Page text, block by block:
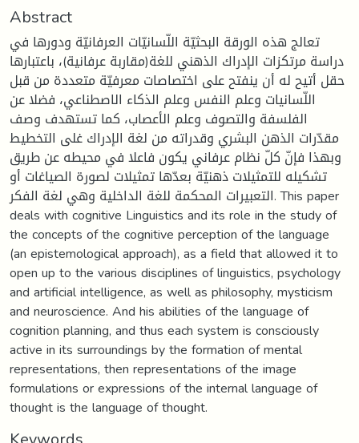
Abstract
تعالج هذه الورقة البحثيّة اللّسانيّات العرفانيّة ودورها في
دراسة مرتكزات الإدراك الذهني للغة(مقاربة عرفانية)، باعتبارها
حقل أتيح له أن ينفتح على اختصاصات معرفيّة متعددة من قبل
اللّسانيات وعلم النفس وعلم الذكاء الاصطناعي، فضلا عن
الفلسفة والتصوف وعلم الأعصاب، كما تستهدف وصف
مقدّرات الذهن البشري وقدراته من لغة الإدراك غلى التخطيط
وبهذا فإنّ كلّ نظام عرفاني يكون فاعلا في محيطه عن طريق
تشكيله للتمثيلات ذهنيّة بعدّها تمثيلات لصورة الصياغات أو
التعبيرات المحكمة للغة الداخلية وهي لغة الفكر. This paper
deals with cognitive Linguistics and its role in the study of
the concepts of the cognitive perception of the language
(an epistemological approach), as a field that allowed it to
open up to the various disciplines of linguistics, psychology
and artificial intelligence, as well as philosophy, mysticism
and neuroscience. And his abilities of the language of
cognition planning, and thus each system is consciously
active in its surroundings by the formation of mental
representations, then representations of the image
formulations or expressions of the internal language of
thought is the language of thought.